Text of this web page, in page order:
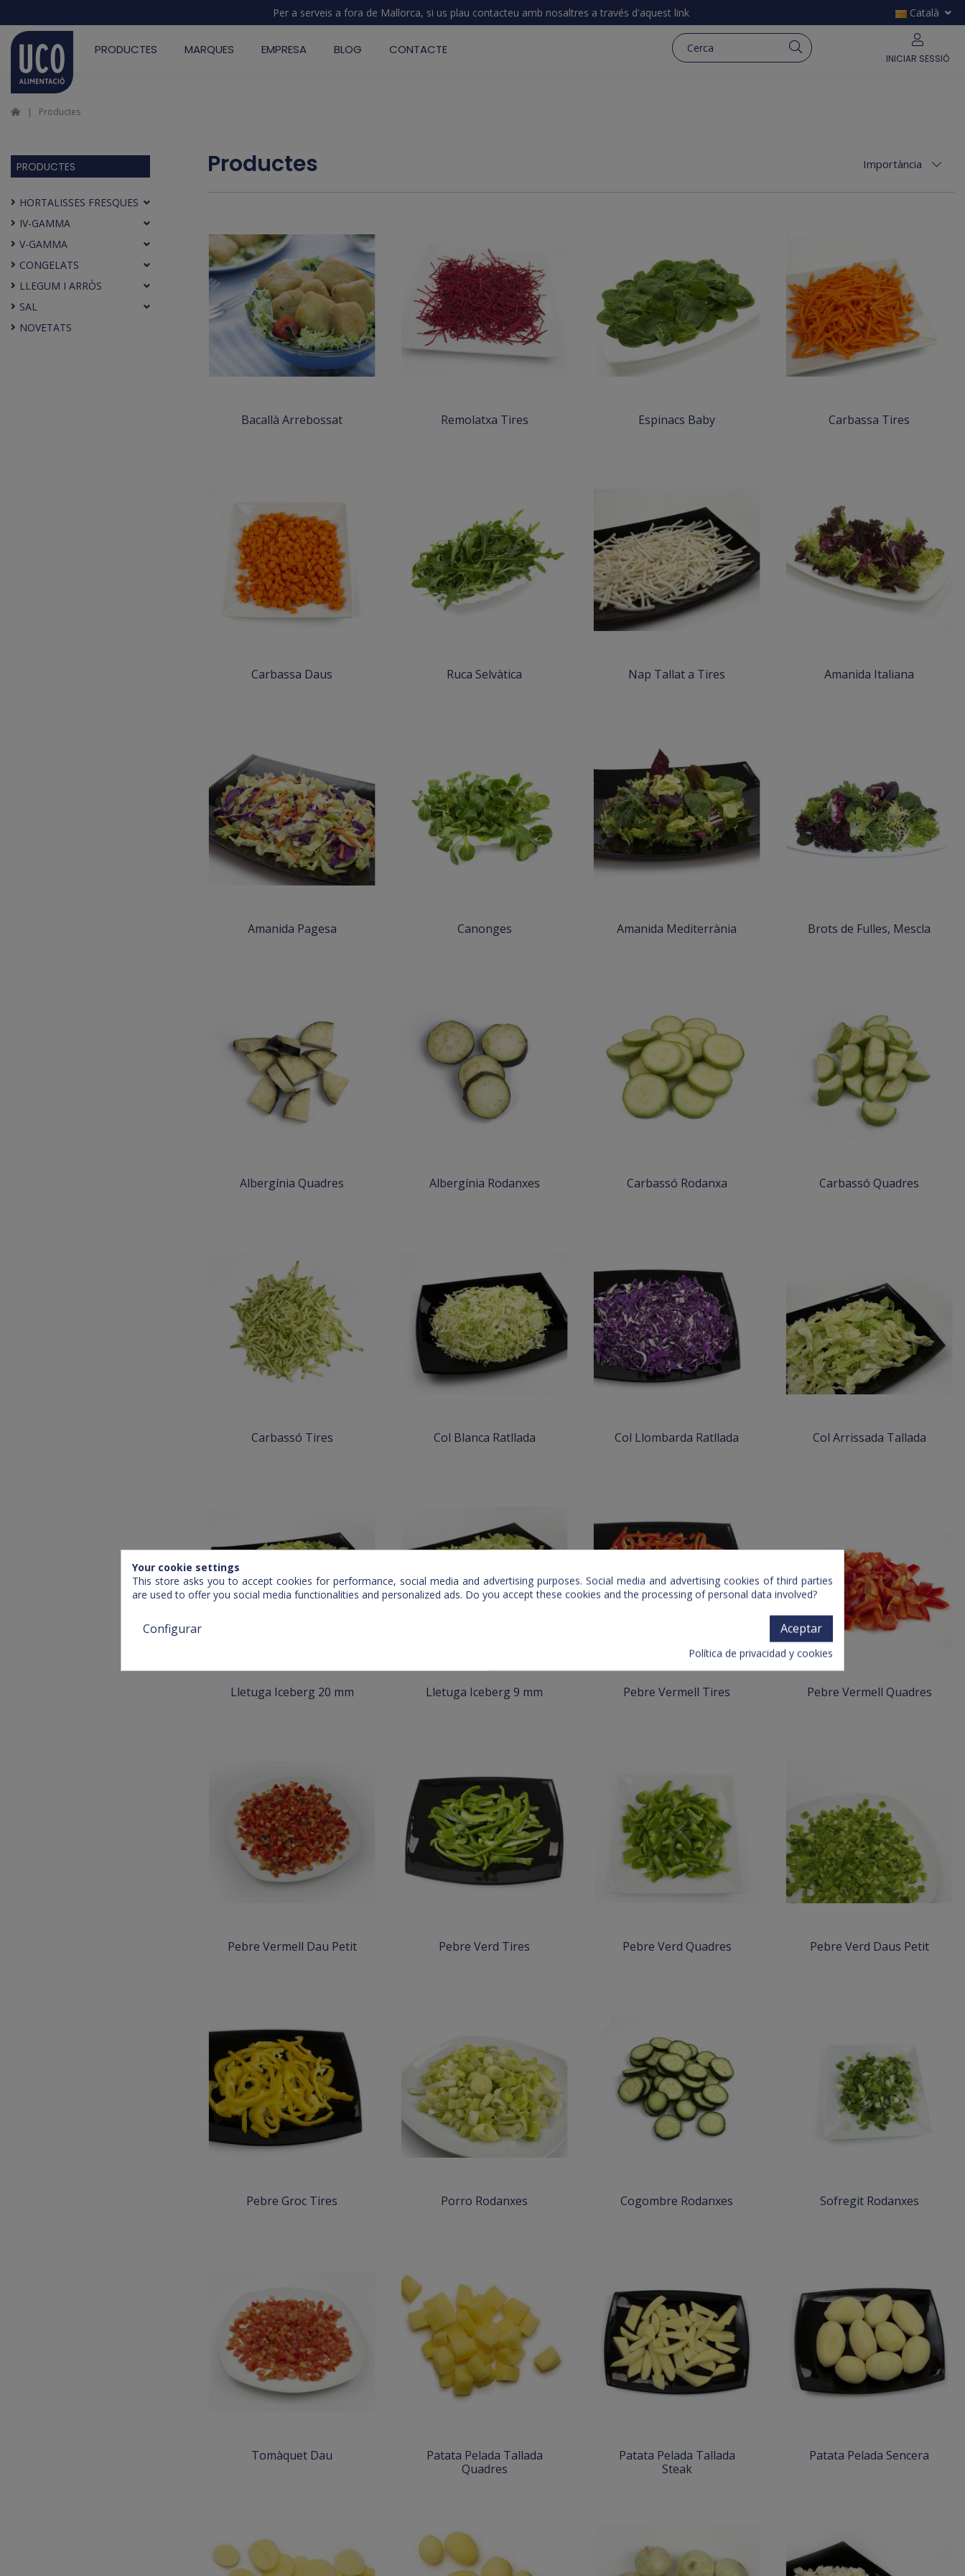
Per a serveis a fora de Mallorca, si us plau contacteu amb nosaltres a través d'aquest link Català
PRODUCTES MARQUES EMPRESA BLOG CONTACTE
INICIAR SESSIÓ
Productes
Productes Importància
Bacallà Arrebossat Remolatxa Tires Espinacs Baby Carbassa Tires
Carbassa Daus Ruca Selvàtica Nap Tallat a Tires Amanida Italiana
Amanida Pagesa Canonges Amanida Mediterrània Brots de Fulles, Mescla
Albergínia Quadres Albergínia Rodanxes Carbassó Rodanxa Carbassó Quadres
Carbassó Tires Col Blanca Ratllada Col Llombarda Ratllada Col Arrissada Tallada
Lletuga Iceberg 20 mm Lletuga Iceberg 9 mm Pebre Vermell Tires Pebre Vermell Quadres
Pebre Vermell Dau Petit Pebre Verd Tires Pebre Verd Quadres Pebre Verd Daus Petit
Pebre Groc Tires Porro Rodanxes Cogombre Rodanxes Sofregit Rodanxes
Tomàquet Dau
Patata Pelada Tallada
Quadres
Patata Pelada Tallada
Steak
Patata Pelada Sencera
PRODUCTES
HORTALISSES FRESQUES
IV-GAMMA
V-GAMMA
CONGELATS
LLEGUM I ARRÒS
SAL
NOVETATS
Your cookie settings
This store asks you to accept cookies for performance, social media and advertising purposes. Social media and advertising cookies of third parties
are used to offer you social media functionalities and personalized ads. Do you accept these cookies and the processing of personal data involved?
Aceptar
Configurar
Política de privacidad y cookies